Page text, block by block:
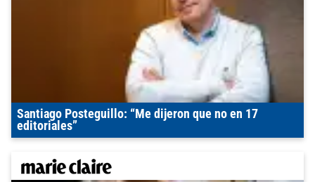
Santiago Posteguillo: “Me dijeron que no en 17
editoriales”